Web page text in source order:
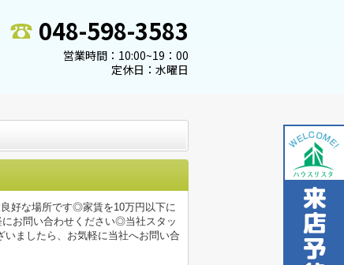
048-598-3583
営業時間：10:00~19：00
定休日：水曜日
好な場所です◎家賃を10万円以下に
お問い合わせください◎当社スタッ
ましたら、お気軽に当社へお問い合